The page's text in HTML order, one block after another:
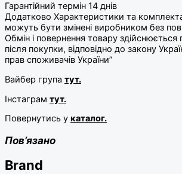
Гарантійний термін 14 днів
Додатково Характеристики та
можуть бути змінені виробником без
Обмін і повернення товару здійснюється
після покупки, відповідно до закону
прав споживачів України”
Вайбер група тут.
Інстаграм тут.
Повернутись у каталог.
Пов’язано
Brand